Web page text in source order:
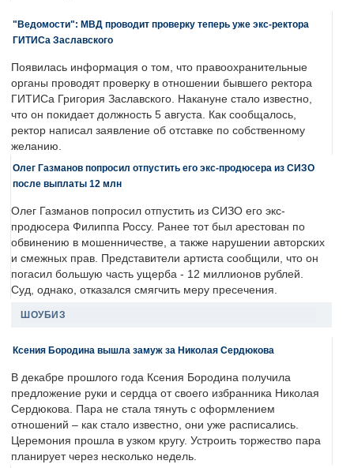
"Ведомости": МВД проводит проверку теперь уже экс-ректора
ГИТИСа Заславского
Появилась информация о том, что правоохранительные
органы проводят проверку в отношении бывшего ректора
ГИТИСа Григория Заславского. Накануне стало известно,
что он покидает должность 5 августа. Как сообщалось,
ректор написал заявление об отставке по собственному
желанию.
Олег Газманов попросил отпустить его экс-продюсера из СИЗО
после выплаты 12 млн
Олег Газманов попросил отпустить из СИЗО его экс-
продюсера Филиппа Россу. Ранее тот был арестован по
обвинению в мошенничестве, а также нарушении авторских
и смежных прав. Представители артиста сообщили, что он
погасил большую часть ущерба - 12 миллионов рублей.
Суд, однако, отказался смягчить меру пресечения.
ШОУБИЗ
Ксения Бородина вышла замуж за Николая Сердюкова
В декабре прошлого года Ксения Бородина получила
предложение руки и сердца от своего избранника Николая
Сердюкова. Пара не стала тянуть с оформлением
отношений – как стало известно, они уже расписались.
Церемония прошла в узком кругу. Устроить торжество пара
планирует через несколько недель.